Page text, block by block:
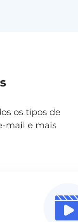
os tipos de
mail e mais